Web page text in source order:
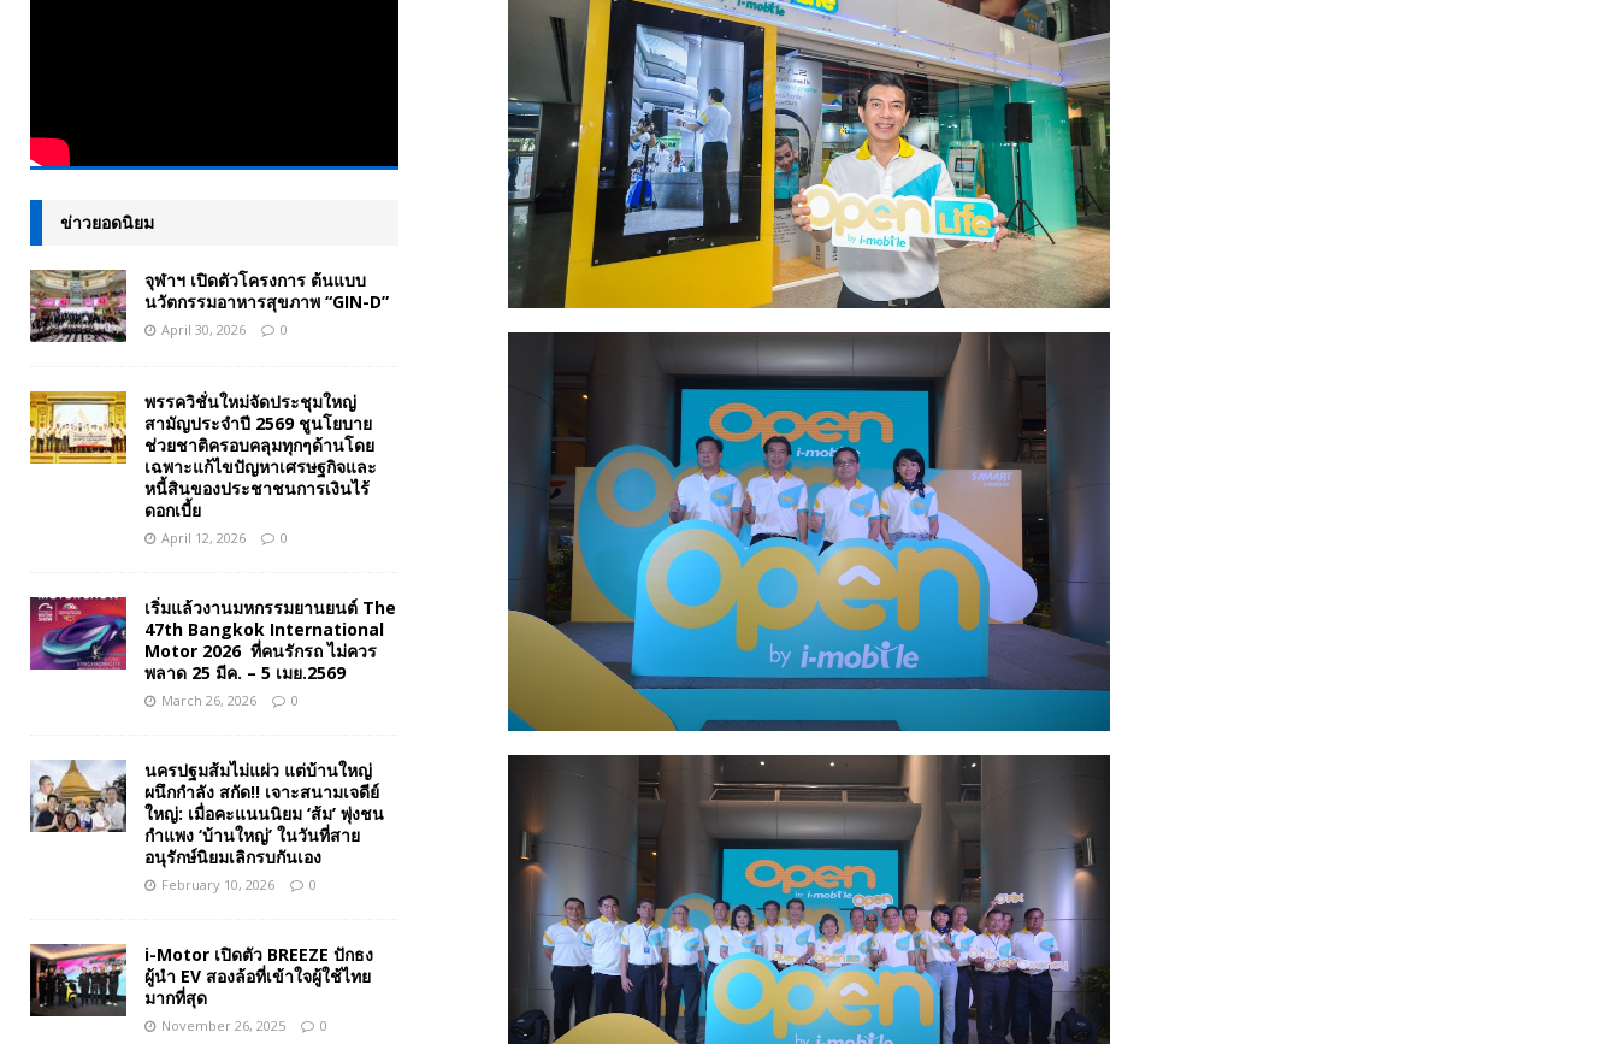
ข่าวยอดนิยม
จุฬาฯ เปิดตัวโครงการ ต้นแบบ
นวัตกรรมอาหารสุขภาพ “GIN-D”
April 30, 2026 0
พรรควิชั่นใหม่จัดประชุมใหญ่
สามัญประจำปี 2569 ชูนโยบาย
ช่วยชาติครอบคลุมทุกๆด้านโดย
เฉพาะแก้ไขปัญหาเศรษฐกิจและ
หนี้สินของประชาชนการเงินไร้
ดอกเบี้ย
April 12, 2026 0
เริ่มแล้วงานมหกรรมยานยนต์ The
47th Bangkok International
Motor 2026 ที่คนรักรถ ไม่ควร
พลาด 25 มีค. – 5 เมย.2569
March 26, 2026 0
นครปฐมส้มไม่แผ่ว แต่บ้านใหญ่
ผนึกกำลัง สกัด!! เจาะสนามเจดีย์
ใหญ่: เมื่อคะแนนนิยม ‘ส้ม’ พุ่งชน
กำแพง ‘บ้านใหญ่’ ในวันที่สาย
อนุรักษ์นิยมเลิกรบกันเอง
February 10, 2026 0
i-Motor เปิดตัว BREEZE ปักธง
ผู้นำ EV สองล้อที่เข้าใจผู้ใช้ไทย
มากที่สุด
November 26, 2025 0